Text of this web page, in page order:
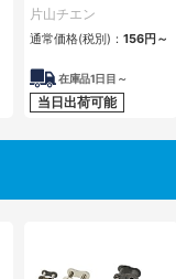
2列
片山チエン
通常価格(税別)： 156円～
在庫品1日目～
当日出荷可能